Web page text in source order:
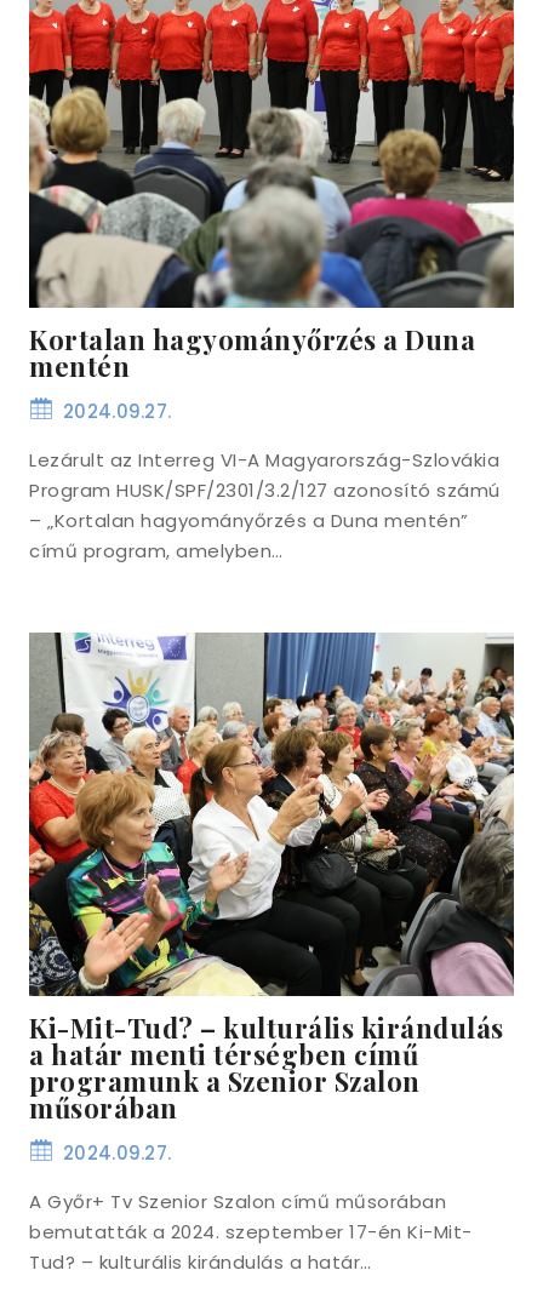
Kortalan hagyományőrzés a Duna
mentén
2024.09.27.
Lezárult az Interreg VI-A Magyarország-Szlovákia
Program HUSK/SPF/2301/3.2/127 azonosító számú
– „Kortalan hagyományőrzés a Duna mentén”
című program, amelyben…
Ki-Mit-Tud? – kulturális kirándulás
a határ menti térségben című
programunk a Szenior Szalon
műsorában
2024.09.27.
A Győr+ Tv Szenior Szalon című műsorában
bemutatták a 2024. szeptember 17-én Ki-Mit-
Tud? – kulturális kirándulás a határ…